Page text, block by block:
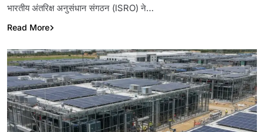
भारतीय अंतरिक्ष अनुसंधान संगठन (ISRO) ने…
Read More